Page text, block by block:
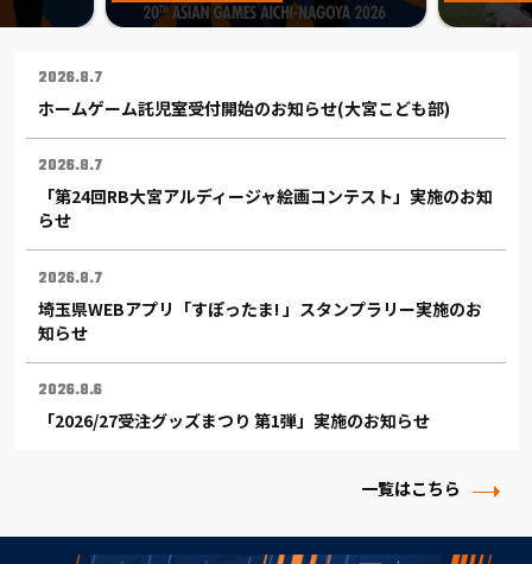
2026.8.7
ホームゲーム託児室受付開始のお知らせ(大宮こども部)
2026.8.7
「第24回RB大宮アルディージャ絵画コンテスト」実施のお知
らせ
2026.8.7
埼玉県WEBアプリ「すぽったま! 」スタンプラリー実施のお
知らせ
2026.8.6
「2026/27受注グッズまつり 第1弾」実施のお知らせ
一覧はこちら